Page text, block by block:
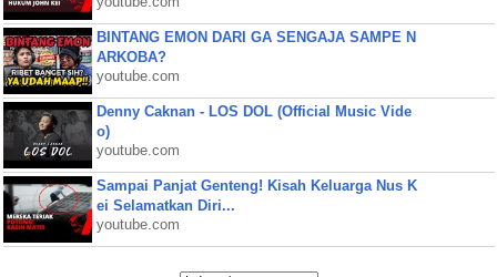
BINTANG EMON DARI GA SENGAJA SAMPE N
ARKOBA?
youtube.com
Denny Caknan - LOS DOL (Official Music Vide
o)
youtube.com
Sampai Panjat Genteng! Kisah Keluarga Nus K
ei Selamatkan Diri...
youtube.com